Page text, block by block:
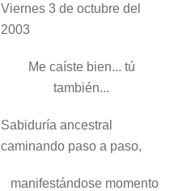
Viernes 3 de octubre del
2003
Me caíste bien... tú
también...
Sabiduría ancestral
caminando paso a paso,
manifestándose momento